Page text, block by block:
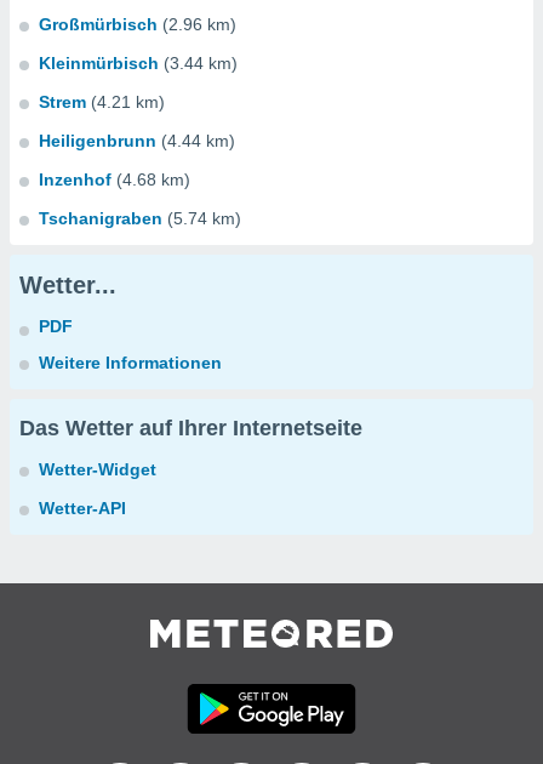
Großmürbisch (2.96 km)
Kleinmürbisch (3.44 km)
Strem (4.21 km)
Heiligenbrunn (4.44 km)
Inzenhof (4.68 km)
Tschanigraben (5.74 km)
Wetter...
PDF
Weitere Informationen
Das Wetter auf Ihrer Internetseite
Wetter-Widget
Wetter-API